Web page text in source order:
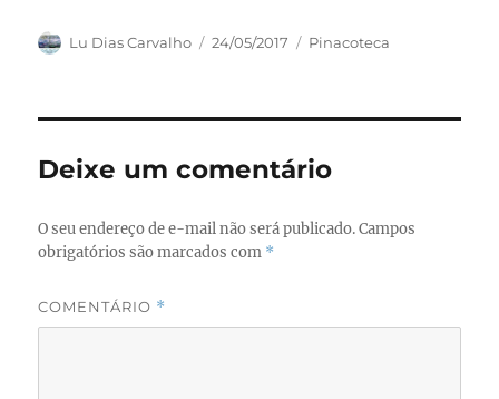
c
b
o
o
k
st
d
o
n
ai a
Autor
Lu Dias Carvalho
Publicado
24/05/2017 Categorias
Pinacoteca
Deixe um comentário
O seu endereço de e-mail não será publicado. Campos
obrigatórios são marcados com *
COMENTÁRIO *